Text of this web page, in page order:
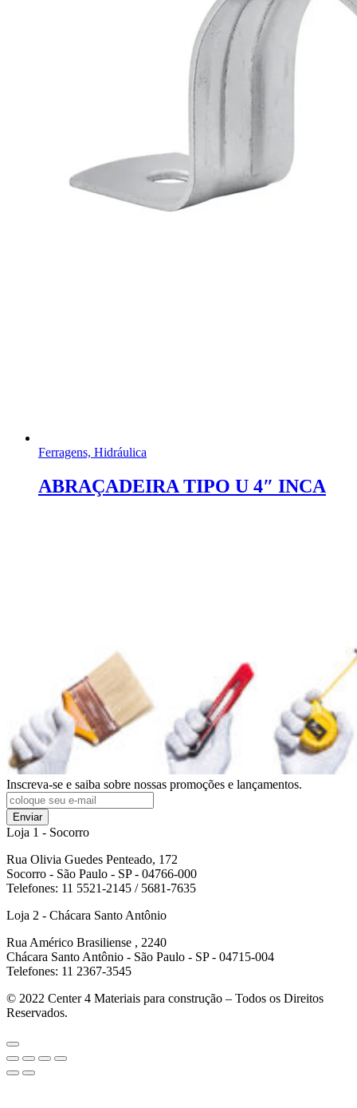
Ferragens, Hidráulica
ABRAÇADEIRA TIPO U 4″ INCA
Inscreva-se e saiba sobre nossas promoções e lançamentos.
Enviar
Loja 1 - Socorro
Rua Olivia Guedes Penteado, 172
Socorro - São Paulo - SP - 04766-000
Telefones: 11 5521-2145 / 5681-7635
Loja 2 - Chácara Santo Antônio
Rua Américo Brasiliense , 2240
Chácara Santo Antônio - São Paulo - SP - 04715-004
Telefones: 11 2367-3545
© 2022 Center 4 Materiais para construção – Todos os Direitos
Reservados.